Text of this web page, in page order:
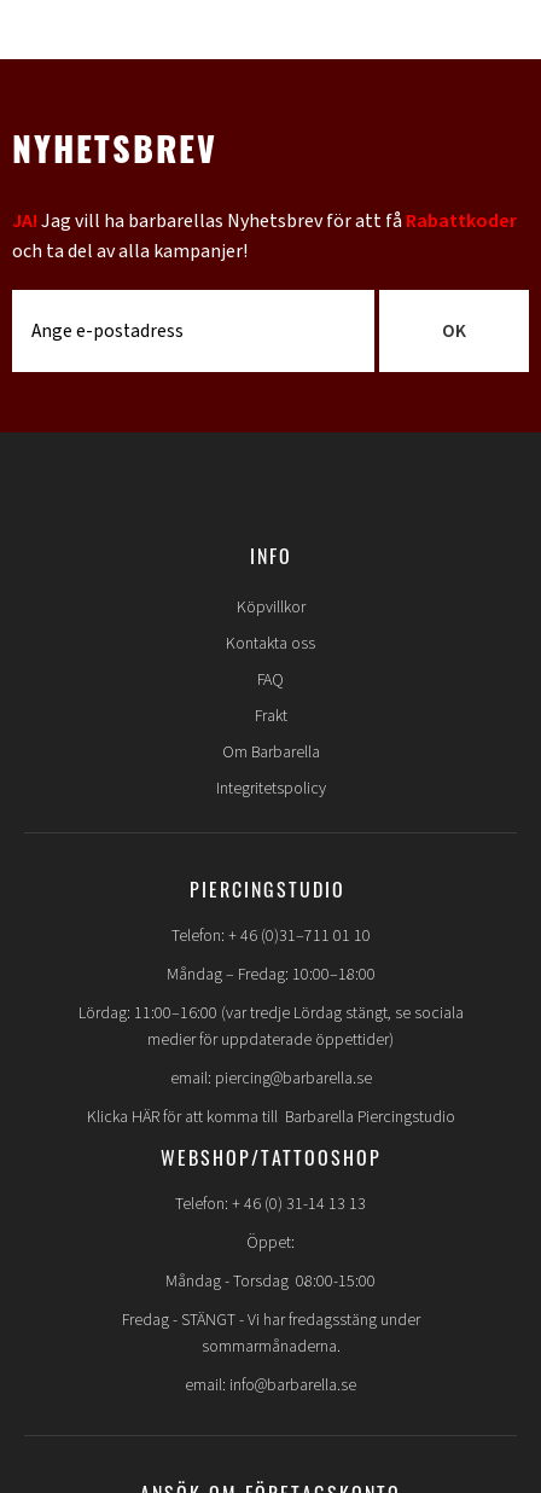
NYHETSBREV
JA!Jag vill ha barbarellas Nyhetsbrev för att fåRabattkoder
och ta del av alla kampanjer!
OK
INFO
Köpvillkor
Kontakta oss
FAQ
Frakt
Om Barbarella
Integritetspolicy
PIERCINGSTUDIO
Telefon: + 46 (0)31–711 01 10
Måndag – Fredag: 10:00–18:00
Lördag: 11:00–16:00 (var tredje Lördag stängt, se sociala
medier för uppdaterade öppettider)
email: piercing@barbarella.se
Klicka HÄR för att komma till Barbarella Piercingstudio
WEBSHOP/TATTOOSHOP
Telefon: + 46 (0) 31-14 13 13
Öppet:
Måndag - Torsdag 08:00-15:00
Fredag - STÄNGT- Vi har fredagsstäng under
sommarmånaderna.
email: info@barbarella.se